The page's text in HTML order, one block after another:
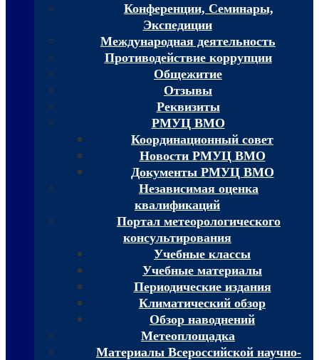
Конференции, Семинары,
Экспедиции
Международная деятельность
Противодействие коррупции
Общежитие
Отзывы
Реквизиты
РМУЦ ВМО
Координационный совет
Новости РМУЦ ВМО
Документы РМУЦ ВМО
Независимая оценка
квалификаций
Портал метеорологического
консультирования
Учебные классы
Учебные материалы
Периодические издания
Климатический обзор
Обзор наводнений
Метеоплощадка
Материалы Всероссийской научно-